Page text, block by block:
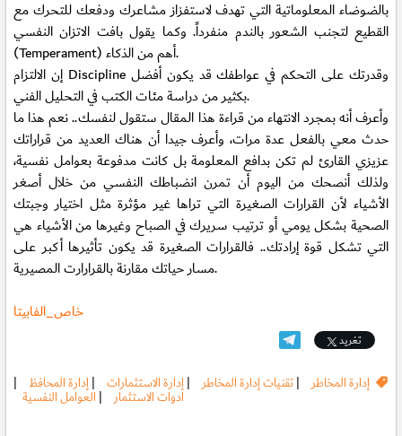
بالضوضاء المعلوماتية التي تهدف لاستفزاز مشاعرك ودفعك للتحرك مع
القطيع لتجنب الشعور بالندم منفرداً. وكما يقول بافت الاتزان النفسي
(Temperament) أهم من الذكاء.
إن الالتزام Discipline وقدرتك على التحكم في عواطفك قد يكون أفضل
بكثير من دراسة مئات الكتب في التحليل الفني.
وأعرف أنه بمجرد الانتهاء من قراءة هذا المقال ستقول لنفسك.. نعم هذا ما
حدث معي بالفعل عدة مرات، وأعرف جيدا أن هناك العديد من قراراتك
عزيزي القارئ لم تكن بدافع المعلومة بل كانت مدفوعة بعوامل نفسية،
ولذلك أنصحك من اليوم أن تمرن انضباطك النفسي من خلال أصغر
الأشياء لأن القرارات الصغيرة التي تراها غير مؤثرة مثل اختيار وجبتك
الصحية بشكل يومي أو ترتيب سريرك في الصباح وغيرها من الأشياء هي
التي تشكل قوة إرادتك.. فالقرارات الصغيرة قد يكون تأثيرها أكبر على
مسار حياتك مقارنة بالقرارارت المصيرية.
خاص_الفابيتا
تغريد
إدارة المخاطر |تقنيات إدارة المخاطر |إدارة الاستثمارات |إدارة المحافظ |
ادوات الاستثمار | العوامل النفسية